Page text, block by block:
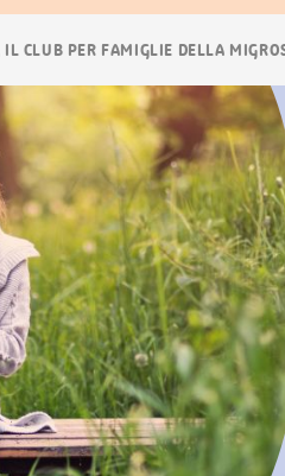
IL CLUB PER FAMIGLIE DELLA